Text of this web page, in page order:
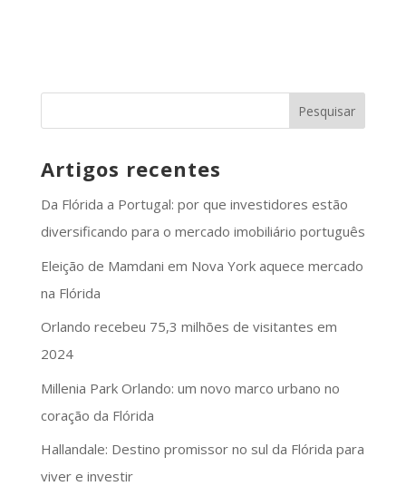
Artigos recentes
Da Flórida a Portugal: por que investidores estão
diversificando para o mercado imobiliário português
Eleição de Mamdani em Nova York aquece mercado
na Flórida
Orlando recebeu 75,3 milhões de visitantes em
2024
Millenia Park Orlando: um novo marco urbano no
coração da Flórida
Hallandale: Destino promissor no sul da Flórida para
viver e investir